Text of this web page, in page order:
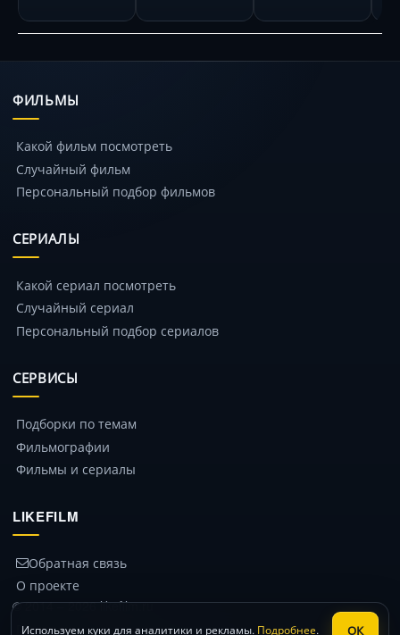
ФИЛЬМЫ
Какой фильм посмотреть
Случайный фильм
Персональный подбор фильмов
СЕРИАЛЫ
Какой сериал посмотреть
Случайный сериал
Персональный подбор сериалов
СЕРВИСЫ
Подборки по темам
Фильмографии
Фильмы и сериалы
LIKEFILM
Обратная связь
О проекте
© 2014 – 2026 likefilm.ru
Политика конфиденциальности
Используем куки для аналитики и рекламы. Подробнее. ОК